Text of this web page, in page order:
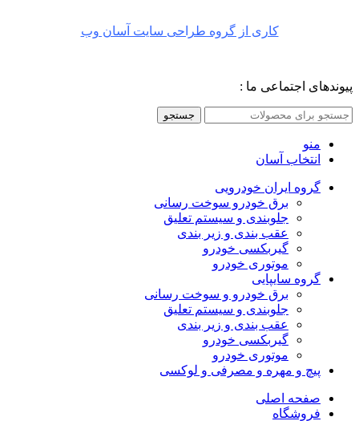
کاری از گروه طراحی سایت آسان وب
پیوندهای اجتماعی ما :
جستجو
منو
انتخاب آسان
گروه ایران خودرویی
برق خودرو سوخت رسانی
جلوبندی و سیستم تعلیق
عقب بندی و زیر بندی
گیربکسی خودرو
موتوری خودرو
گروه سایپایی
برق خودرو و سوخت رسانی
جلوبندی و سیستم تعلیق
عقب بندی و زیر بندی
گیربکسی خودرو
موتوری خودرو
پیچ و مهره و مصرفی و لوکسی
صفحه اصلی
فروشگاه